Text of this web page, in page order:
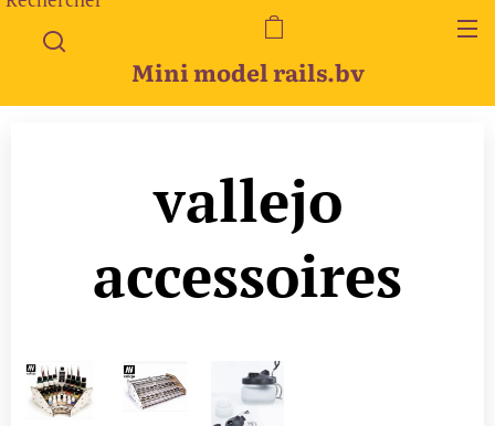
Mini model rails.bv
vallejo
accessoires